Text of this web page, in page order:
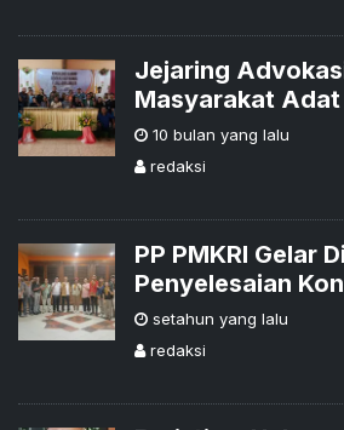
Kabupaten Nagekeo.
Jejaring
Masyarakat Adat
Lembata
Total terhadap
10 bulan yang lalu
redaksi
PP PMKRI Gelar
Penyelesaian
dalam Kasus
setahun yang lalu
redaksi